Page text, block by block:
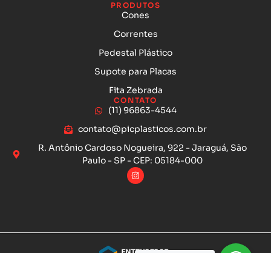
PRODUTOS
Cones
Correntes
Pedestal Plástico
Supote para Placas
Fita Zebrada
CONTATO
(11) 96863-4544
contato@picplasticos.com.br
R. Antônio Cardoso Nogueira, 922 - Jaraguá, São
Paulo - SP - CEP: 05184-000